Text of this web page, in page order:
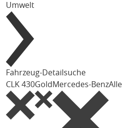
Umwelt
Fahrzeug-Detailsuche
CLK 430GoldMercedes-Benz